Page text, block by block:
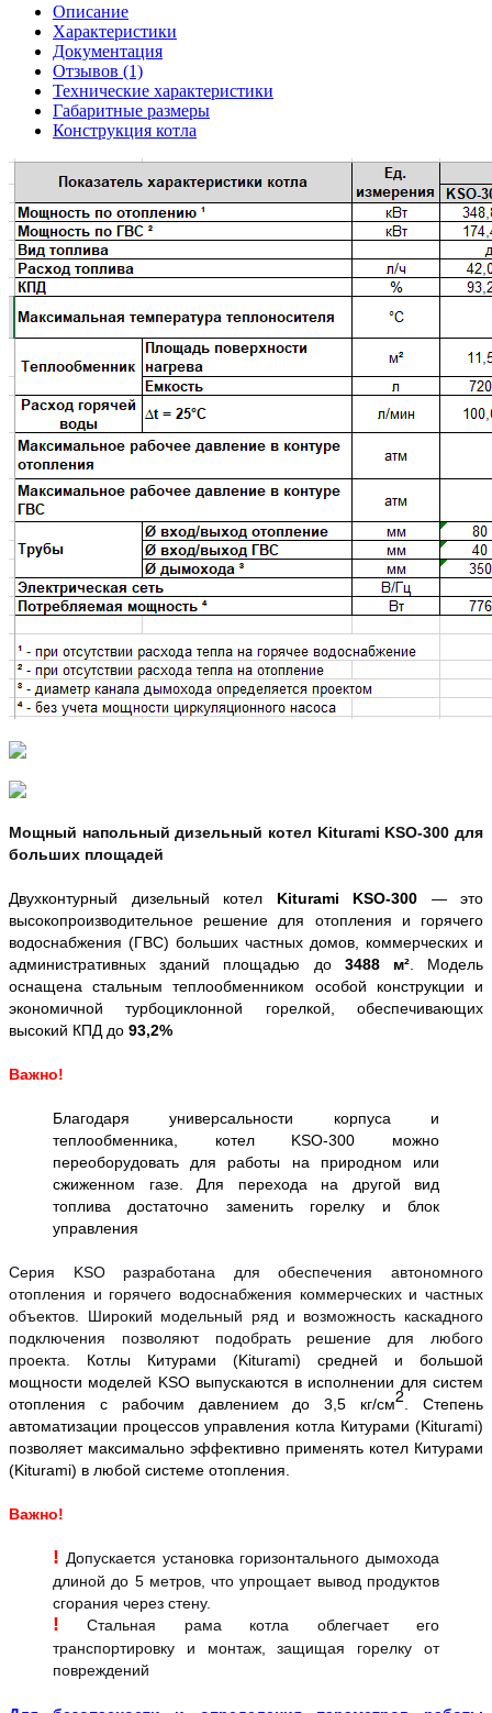
Описание
Характеристики
Документация
Отзывов (1)
Технические характеристики
Габаритные размеры
Конструкция котла
Мощный напольный дизельный котел Kiturami KSO-300 для
больших площадей
Двухконтурный дизельный котел Kiturami KSO-300 — это
высокопроизводительное решение для отопления и горячего
водоснабжения (ГВС) больших частных домов, коммерческих и
административных зданий площадью до 3488 м². Модель
оснащена стальным теплообменником особой конструкции и
экономичной турбоциклонной горелкой, обеспечивающих
высокий КПД до 93,2%
Важно!
Благодаря универсальности корпуса и
теплообменника, котел KSO-300 можно
переоборудовать для работы на природном или
сжиженном газе. Для перехода на другой вид
топлива достаточно заменить горелку и блок
управления
Серия KSO разработана для обеспечения автономного
отопления и горячего водоснабжения коммерческих и частных
объектов. Широкий модельный ряд и возможность каскадного
подключения позволяют подобрать решение для любого
проекта. Котлы Китурами (Kiturami) средней и большой
мощности моделей KSO выпускаются в исполнении для систем
отопления с рабочим давлением до 3,5 кг/см2 . Степень
автоматизации процессов управления котла Китурами (Kiturami)
позволяет максимально эффективно применять котел Китурами
(Kiturami) в любой системе отопления.
Важно!
! Допускается установка горизонтального дымохода
длиной до 5 метров, что упрощает вывод продуктов
сгорания через стену.
!
Стальная рама котла облегчает его
транспортировку и монтаж, защищая горелку от
повреждений